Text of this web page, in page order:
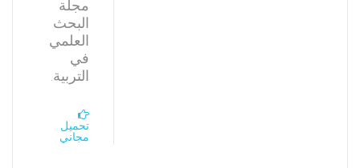
مجلة
البحث
العلمي
في
التربية.
تحميل
مجاني